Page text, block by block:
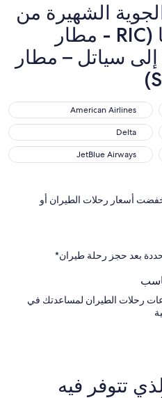
الشهيرة من
ريتشموند, فيرجينيا (RIC - مطار
سياتل – مطار
American Airlines
American Airlines
DeltaDelta
JetBlue Airways
JetBlue Airways
أسعار رحلات الطيران أو
بعد حجز رحلة طيران*
رحلات الطيران لمساعدتك في
تتوفر فيه